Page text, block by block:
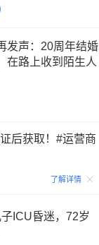
发声：20周年结婚
在路上收到陌生人
后获取！#运营商
了解详情
ICU昏迷，72岁